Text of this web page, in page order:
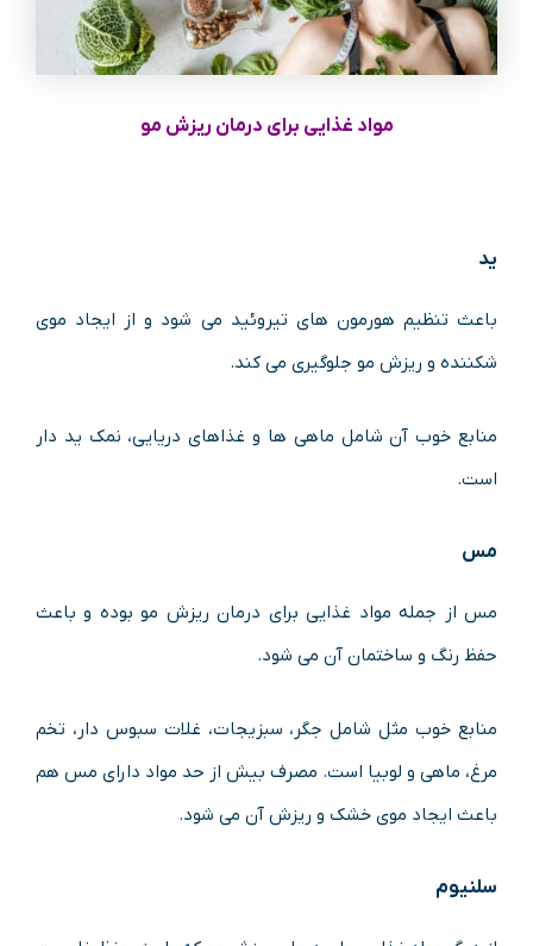
مواد غذایی برای درمان ریزش مو
ید
باعث تنظیم هورمون های تیروئید می شود و از ایجاد موی
شکننده و ریزش مو جلوگیری می کند.
منابع خوب آن شامل ماهی ها و غذاهای دریایی، نمک ید دار
است.
مس
مس از جمله مواد غذایی برای درمان ریزش مو بوده و باعث
حفظ رنگ و ساختمان آن می شود.
منابع خوب مثل شامل جگر، سبزیجات، غلات سبوس دار، تخم
مرغ، ماهی و لوبیا است. مصرف بیش از حد مواد دارای مس هم
باعث ایجاد موی خشک و ریزش آن می شود.
سلنیوم